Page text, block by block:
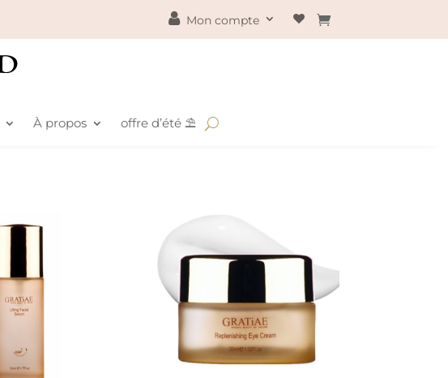
Mon compte
À propos offre d’été ⛱️